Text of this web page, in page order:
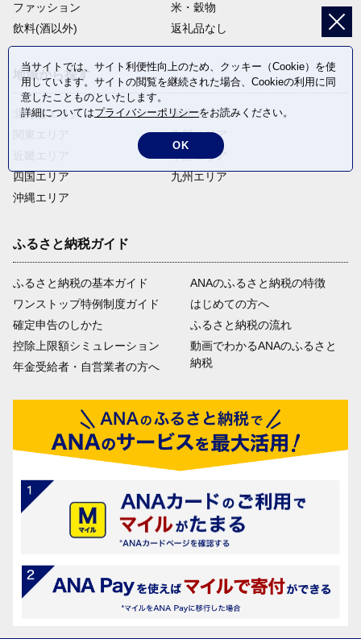
ファッション
米・穀物
飲料(酒以外)
返礼品なし
地域から探す
北海道エリア
四国エリア
沖縄エリア
東北エリア
中部エリア
中国エリア
九州エリア
ふるさと納税ガイド
ふるさと納税の基本ガイド
ワンストップ特例制度ガイド
確定申告のしかた
控除上限額シミュレーション
年金受給者・自営業者の方へ
ANAのふるさと納税の特徴
はじめての方へ
ふるさと納税の流れ
動画でわかるANAのふるさと
納税
当サイトでは、サイト利便性向上のため、クッキー（Cookie）を使
用しています。サイトの閲覧を継続された場合、Cookieの利用に同
意したことものといたします。
詳細についてはプライバシーポリシーをお読みください。
OK